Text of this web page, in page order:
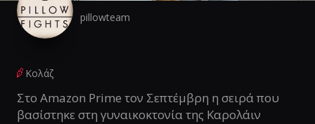
pillowteam
Κολάζ
Στο Amazon Prime τον Σεπτέμβρη η σειρά που
βασίστηκε στη γυναικοκτονία της Καρολάιν